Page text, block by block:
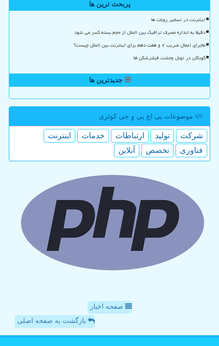
پربحث ترین ها
اینترنت در تسخیر روبات ها
دقیقا به اندازه مصرف ترافیک بین الملل از حجم بسته کسر می شود
ماجرای اعمال ضریب ۲ و هفت دهم برای اینترنت بین الملل چیست؟
کودکان در تونل وحشت فیلترشکن ها
جدیدترین ها
موضوعات پی اچ پی و جی كوئری
شركت تولید ارتباطات خدمات
اینترنت
فناوری
تخصص آنلاین
صفحه اخبار
بازگشت به صفحه اصلی